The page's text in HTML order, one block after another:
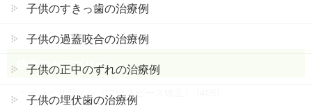
症例のカテゴリー
インビザライン（マウスピース矯正） (406)
子供のすきっ歯の治療例
子供の過蓋咬合の治療例
子供の正中のずれの治療例
子供の埋伏歯の治療例